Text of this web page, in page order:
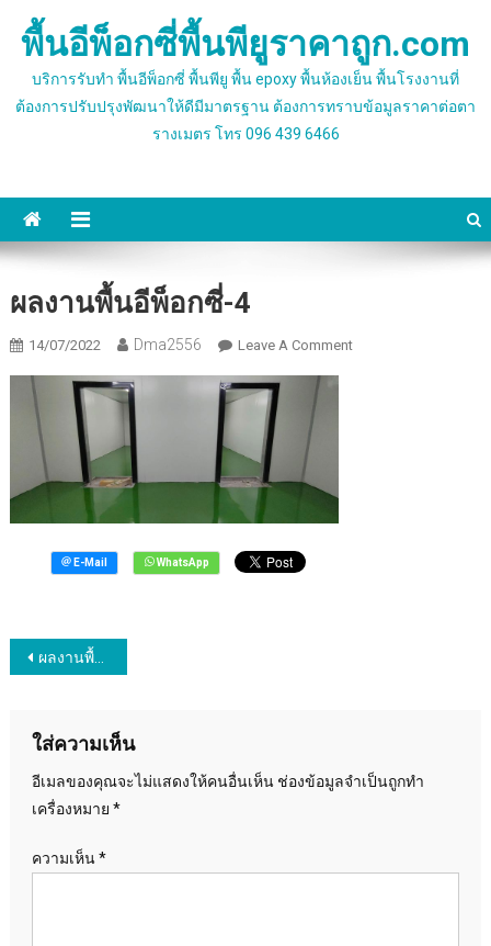
พื้นอีพ็อกซี่พื้นพียูราคาถูก.com
บริการรับทำ พื้นอีพ็อกซี่ พื้นพียู พื้น epoxy พื้นห้องเย็น พื้นโรงงานที่
ต้องการปรับปรุงพัฒนาให้ดีมีมาตรฐาน ต้องการทราบข้อมูลราคาต่อตา
รางเมตร โทร 096 439 6466
ผลงานพื้นอีพ็อกซี่-4
14/07/2022 Dma2556 Leave A CommentOn
แนะแนว
ผลงานพื้นอีพ็อกซี่-4
ใส่ความเห็น
อีเมลของคุณจะไม่แสดงให้คนอื่นเห็น ช่องข้อมูลจำเป็นถูกทำ
เครื่องหมาย *
ความเห็น*